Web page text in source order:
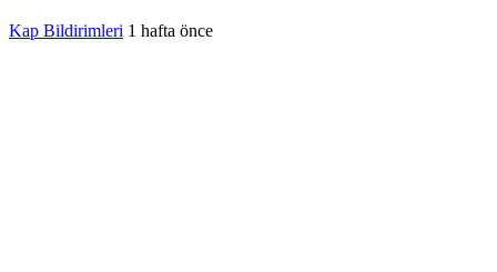
Kap Bildirimleri 1 hafta önce